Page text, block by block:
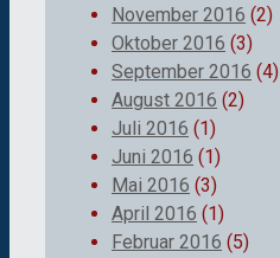
November 2016 (2)
Oktober 2016 (3)
September 2016 (4)
August 2016 (2)
Juli 2016 (1)
Juni 2016 (1)
Mai 2016 (3)
April 2016 (1)
Februar 2016 (5)